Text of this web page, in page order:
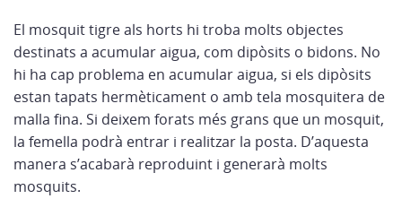
El mosquit tigre als horts hi troba molts objectes
destinats a acumular aigua, com dipòsits o bidons. No
hi ha cap problema en acumular aigua, si els dipòsits
estan tapats hermèticament o amb tela mosquitera de
malla fina. Si deixem forats més grans que un mosquit,
la femella podrà entrar i realitzar la posta. D’aquesta
manera s’acabarà reproduint i generarà molts
mosquits.